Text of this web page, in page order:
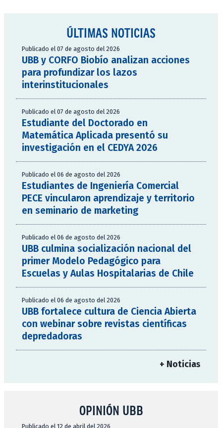
ÚLTIMAS NOTICIAS
Publicado el 07 de agosto del 2026
UBB y CORFO Biobío analizan acciones
para profundizar los lazos
interinstitucionales
Publicado el 07 de agosto del 2026
Estudiante del Doctorado en
Matemática Aplicada presentó su
investigación en el CEDYA 2026
Publicado el 06 de agosto del 2026
Estudiantes de Ingeniería Comercial
PECE vincularon aprendizaje y territorio
en seminario de marketing
Publicado el 06 de agosto del 2026
UBB culmina socialización nacional del
primer Modelo Pedagógico para
Escuelas y Aulas Hospitalarias de Chile
Publicado el 06 de agosto del 2026
UBB fortalece cultura de Ciencia Abierta
con webinar sobre revistas científicas
depredadoras
+ Noticias
OPINIÓN UBB
Publicado el 12 de abril del 2026